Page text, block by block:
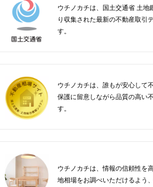
ウチノカチは、国土交通省 土地
り収集された最新の不動産取引
す。
ウチノカチは、誰もが安心して
保護に留意しながら品質の高い
す。
ウチノカチは、情報の信頼性を
地相場をお調べいただけるよう